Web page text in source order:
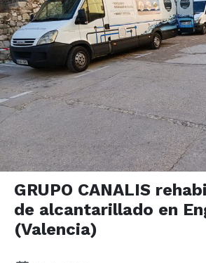
GRUPO CANALIS
de alcantarillado en
(Valencia)